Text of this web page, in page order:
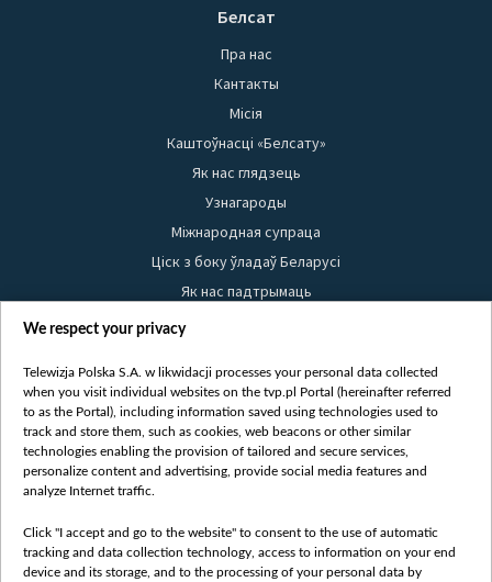
Белсат
Пра нас
Кантакты
Місія
Каштоўнасці «Белсату»
Як нас глядзець
Узнагароды
Міжнародная супраца
Ціск з боку ўладаў Беларусі
Як нас падтрымаць
Правілы выкарыстання матэрыялаў
Бяспека
Youtube
Белсат news
Белсат Shorts
Жэстачайшы мульт
Belsat English
We respect your privacy
Telewizja Polska S.A. w likwidacji processes your personal data collected
when you visit individual websites on the tvp.pl Portal (hereinafter referred
to as the Portal), including information saved using technologies used to
track and store them, such as cookies, web beacons or other similar
technologies enabling the provision of tailored and secure services,
personalize content and advertising, provide social media features and
analyze Internet traffic.
Click "I accept and go to the website" to consent to the use of automatic
tracking and data collection technology, access to information on your end
device and its storage, and to the processing of your personal data by